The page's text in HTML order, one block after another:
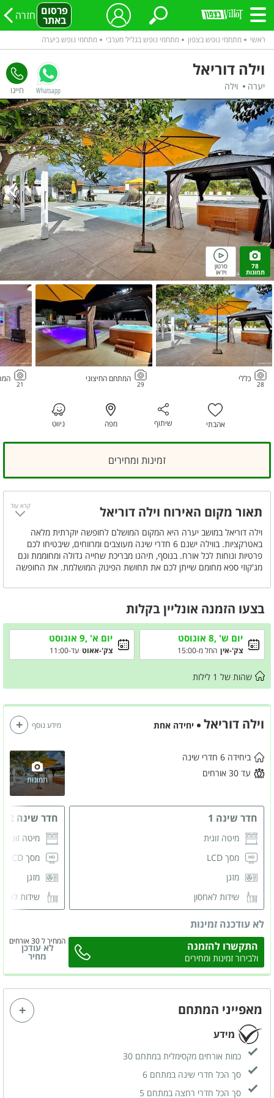
פרסום
באתר חזרה
ראשי מתחמי נופש בצפון מתחמי נופש בגליל מערבי מתחמי נופש ביערה
וילה דוריאל
יערה וילה Whatsapp
78
תמונות
סרטון
וידאו
28
כללי
29
המתחם החיצוני
21
אהבתי שיתוף מפה ניווט
זמינות ומחירים
תאור מקום האירוח וילה דוריאל
וילה דוריאל במושב יערה היא המקום המושלם לחופשה יוקרתית מלאה
באטרקציות. בווילה ישנם 6 חדרי שינה מעוצבים ומרווחים, שיבטיחו לכם
פרטיות ונוחות לכל אורח. בנוסף, תיהנו מבריכת שחייה גדולה ומחוממת וגם
מג'קוזי ספא מחומם שייתן לכם את תחושת הפינוק המושלמת. את החופשה
והמטופחת. כל זה, ועוד שפע של אפשרויות לבילויים והנאה, יעשו את
החופשה בוילה דוריאל לאחת שלא תשכחו.
כדאי לדעת: בנוסף לוילה, ישנה אפשרות להשכיר עוד 2 סוויטות יוקרתיות. כל
סוויטה כוללת מיטה זוגית, ג'קוזי מפנק, סלון יוקרתי, טלוויזיה 32 אינץ',
מטבחון מאובזר, מיזוג אוויר, חדר רחצה ומרפסת פרטית עם מערכת ישיבה.
סוויטות אלו כוללות גם בריכה פרטית מחוממת ומקורה. אם תבחרו להשכיר
– מקום אידיאלי לנופש קבוצתי או משפחתי.
קרא עוד
בצעו הזמנה אונליין בקלות
יום ש' ,8 אוגוסט
צק'-אין החל מ-15:00
יום א' ,9 אוגוסט
צק'-אאוט עד-11:00
שהות של 1 לילות
וילה דוריאל יחידה אחת
תמונות
ביחידה 6 חדרי שינה
עד 30 אורחים
חדר שינה 1
מיטה זוגית
מסך LCD
מזגן
שידות לאחסון
חדר שינה 2
מיטה זוגית
מסך LCD
מזגן
שידות
מידע נוסף
המחיר ל 30 אורחים
לא עודכנה זמינות
לא עודכן
מחיר
התקשרו להזמנה
ולבירור זמינות ומחירים
מאפייני המתחם
מידע
כמות אורחים מקסימלית במתחם 30
סך הכל חדרי שינה במתחם 6
סך הכל חדרי רחצה במתחם 5